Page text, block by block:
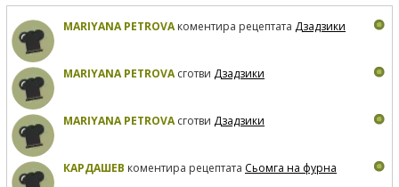
MARIYANA PETROVAкоментира рецептата Дзадзики
MARIYANA PETROVAсготви Дзадзики
MARIYANA PETROVAсготви Дзадзики
КАРДАШЕВ коментира рецептата Сьомга на фурна